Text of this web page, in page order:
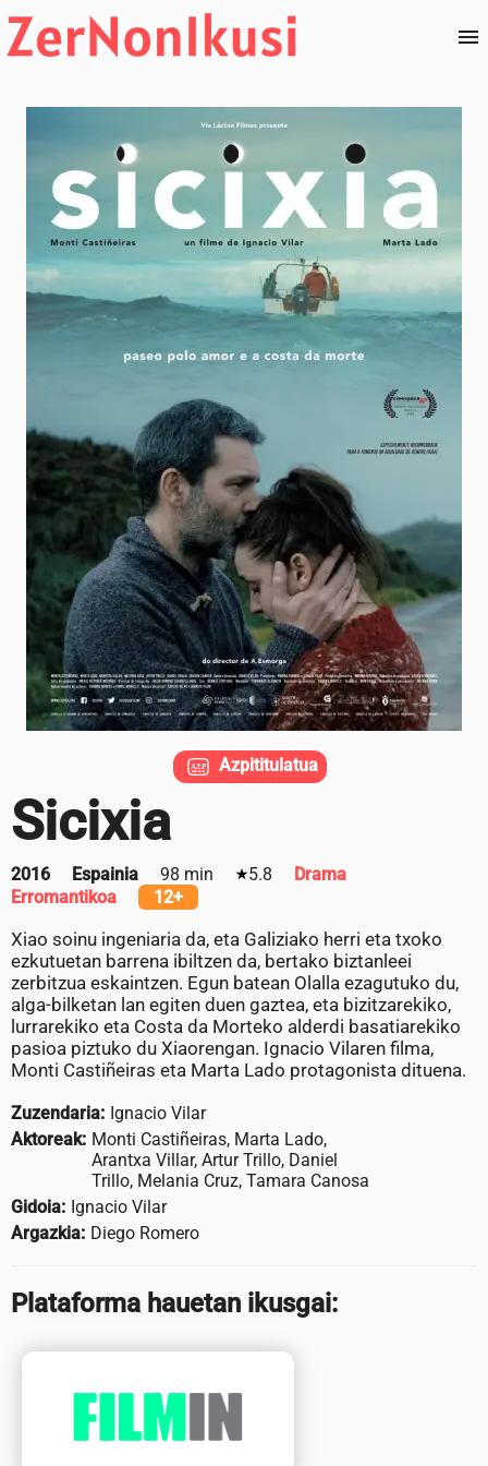
Sicixia
2016 Espainia 98 min 5.8
Drama
Erromantikoa
12+
Xiao soinu ingeniaria da, eta Galiziako herri eta txoko
ezkutuetan barrena ibiltzen da, bertako biztanleei
zerbitzua eskaintzen. Egun batean Olalla ezagutuko du,
alga-bilketan lan egiten duen gaztea, eta bizitzarekiko,
lurrarekiko eta Costa da Morteko alderdi basatiarekiko
pasioa piztuko du Xiaorengan. Ignacio Vilaren filma,
Monti Castiñeiras eta Marta Lado protagonista dituena.
Zuzendaria: Ignacio Vilar
Aktoreak: Monti Castiñeiras, Marta Lado,
Arantxa Villar, Artur Trillo, Daniel
Trillo, Melania Cruz, Tamara Canosa
Gidoia: Ignacio Vilar
Argazkia: Diego Romero
Plataforma hauetan ikusgai:
Azpititulatua